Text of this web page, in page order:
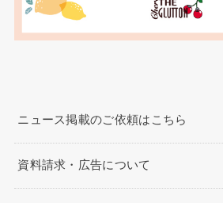
ニュース掲載のご依頼はこちら
資料請求・広告について